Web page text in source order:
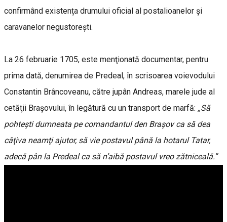
confirmând existența drumului oficial al postalioanelor și
caravanelor negustorești.
La 26 februarie 1705, este menţionată documentar, pentru
prima dată, denumirea de Predeal, în scrisoarea voievodului
Constantin Brâncoveanu, către jupân Andreas, marele jude al
cetăţii Braşovului, în legătură cu un transport de marfă: „Să
pohteşti dumneata pe comandantul den Braşov ca să dea
câţiva neamţi ajutor, să vie postavul până la hotarul Tatar,
adecă pân la Predeal ca să n’aibă postavul vreo zătniceală.”